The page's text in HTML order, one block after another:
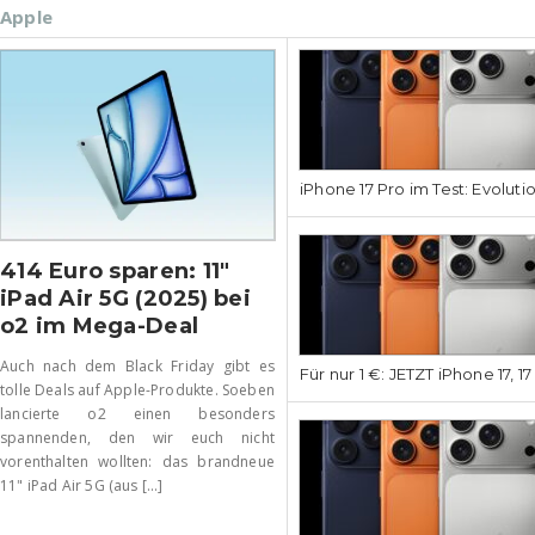
Apple
414 Euro sparen: 11″
iPad Air 5G (2025) bei
o2 im Mega-Deal
Auch nach dem Black Friday gibt es
tolle Deals auf Apple-Produkte. Soeben
lancierte o2 einen besonders
spannenden, den wir euch nicht
vorenthalten wollten: das brandneue
11" iPad Air 5G (aus [...]
iPhone 17 Pro im Test:
Für nur 1 €: JETZT iPhone 17,